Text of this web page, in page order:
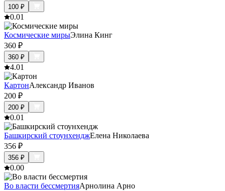
100 ₽
0.01
Космические мирыЭлина Кинг
360 ₽
360 ₽
4.01
КартонАлександр Иванов
200 ₽
200 ₽
0.01
Башкирский стоунхенджЕлена Николаева
356 ₽
356 ₽
0.00
Во власти бессмертияАрнолина Арно